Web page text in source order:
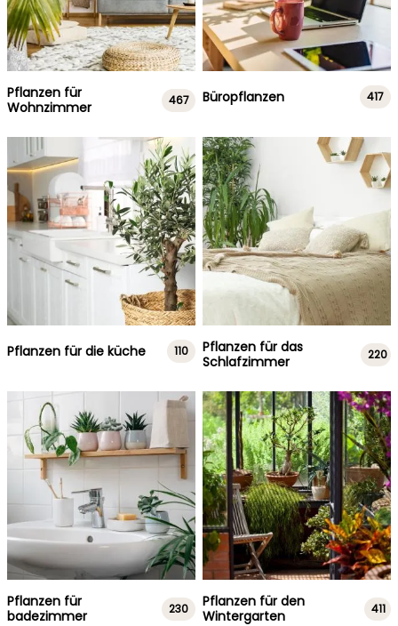
Pflanzen für
Wohnzimmer
467 Büropflanzen 417
Pflanzen für die küche 110
Pflanzen für das
Schlafzimmer
220
Pflanzen für
badezimmer
230
Pflanzen für den
Wintergarten
411